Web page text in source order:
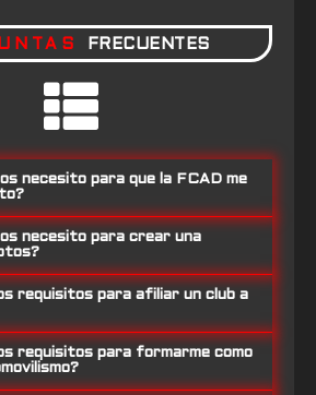
FRECUENTES
necesito para que la FCAD me
necesito para crear una
requisitos para afiliar un club a
requisitos para formarme como